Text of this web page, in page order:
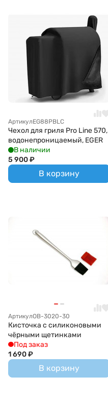
АртикулEG88PBLC
Чехол для гриля Pro Line 570,
водонепроницаемый, EGER
В наличии
5 900₽
В корзину
АртикулOB-3020-30
Кисточка с силиконовыми
чёрными щетинками
Под заказ
1 690₽
В корзину